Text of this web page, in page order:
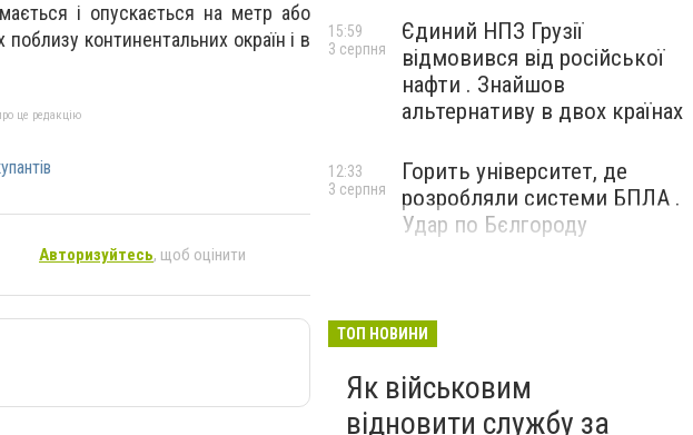
і опускається на метр або
континентальних окраїн і в
це редакцію
Авторизуйтесь, щоб оцінити
Єдиний НПЗ Грузії
відмовився від російської
нафти . Знайшов
альтернативу в двох країнах
15:59
3 серпня
Горить університет, де
розробляли системи БПЛА .
Удар по Бєлгороду
12:33
3 серпня
ТОП НОВИНИ
Як військовим
відновити службу за